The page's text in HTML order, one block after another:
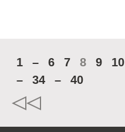
1 – 6 7 8 9 10
–
34 – 40